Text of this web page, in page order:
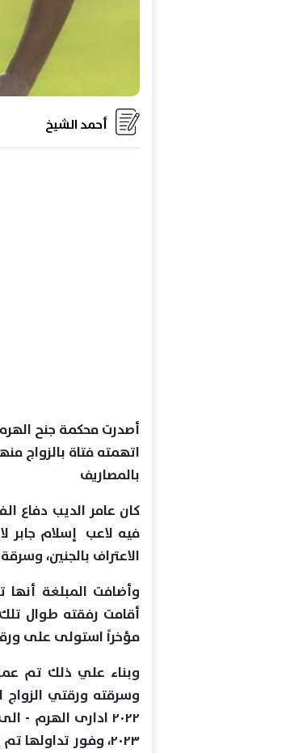
أحمد الشيخ
أصدرت محكمة جنح
اتهمته فتاة بالزواج
بالمصاريف
فيه لاعب إسلام جابر
الاعتراف بالجنين،
وأضافت المبلغة
أقامت رفقته طوال
مؤخراً استولى على
وبناء علي ذلك تم عمل